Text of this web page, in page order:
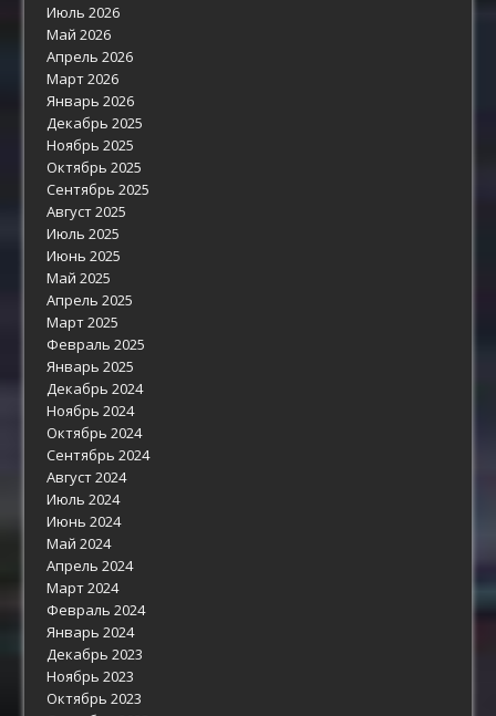
Июль 2026
Май 2026
Апрель 2026
Март 2026
Январь 2026
Декабрь 2025
Ноябрь 2025
Октябрь 2025
Сентябрь 2025
Август 2025
Июль 2025
Июнь 2025
Май 2025
Апрель 2025
Март 2025
Февраль 2025
Январь 2025
Декабрь 2024
Ноябрь 2024
Октябрь 2024
Сентябрь 2024
Август 2024
Июль 2024
Июнь 2024
Май 2024
Апрель 2024
Март 2024
Февраль 2024
Январь 2024
Декабрь 2023
Ноябрь 2023
Октябрь 2023